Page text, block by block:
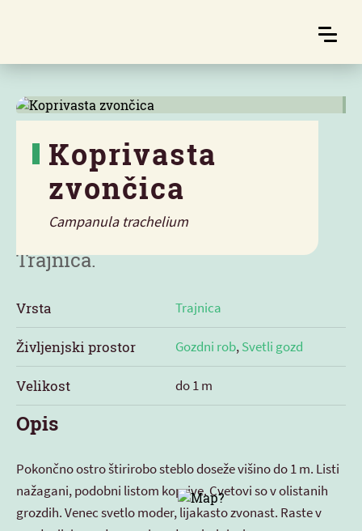
Koprivasta
zvončica
Campanula trachelium
Značilnosti
Trajnica.
Vrsta Trajnica
Življenjski prostor Gozdni rob,Svetli gozd
Velikost do 1 m
Opis
Pokončno ostro štirirobo steblo doseže višino do 1 m. Listi
nažagani, podobni listom koprive. Cvetovi so v olistanih
grozdih. Venec svetlo moder, lijakasto zvonast. Raste v